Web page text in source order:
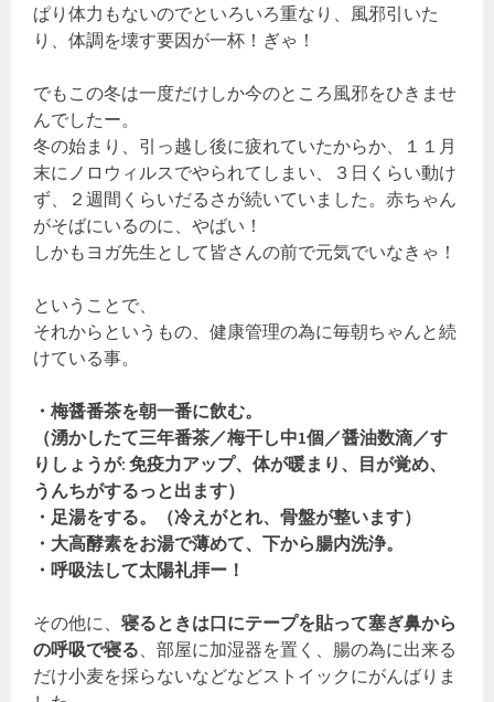
ぱり体力もないのでといろいろ重なり、風邪引いた
り、体調を壊す要因が一杯！ぎゃ！
でもこの冬は一度だけしか今のところ風邪をひきませ
んでしたー。
冬の始まり、引っ越し後に疲れていたからか、１１月
末にノロウィルスでやられてしまい、３日くらい動け
ず、２週間くらいだるさが続いていました。赤ちゃん
がそばにいるのに、やばい！
しかもヨガ先生として皆さんの前で元気でいなきゃ！
ということで、
それからというもの、健康管理の為に毎朝ちゃんと続
けている事。
・梅醤番茶を朝一番に飲む。
（湧かしたて三年番茶／梅干し中1個／醤油数滴／す
りしょうが: 免疫力アップ、体が暖まり、目が覚め、
うんちがするっと出ます）
・足湯をする。（冷えがとれ、骨盤が整います）
・大高酵素をお湯で薄めて、下から腸内洗浄。
・呼吸法して太陽礼拝ー！
その他に、寝るときは口にテープを貼って塞ぎ鼻から
の呼吸で寝る 、部屋に加湿器を置く、腸の為に出来る
だけ小麦を採らないなどなどストイックにがんばりま